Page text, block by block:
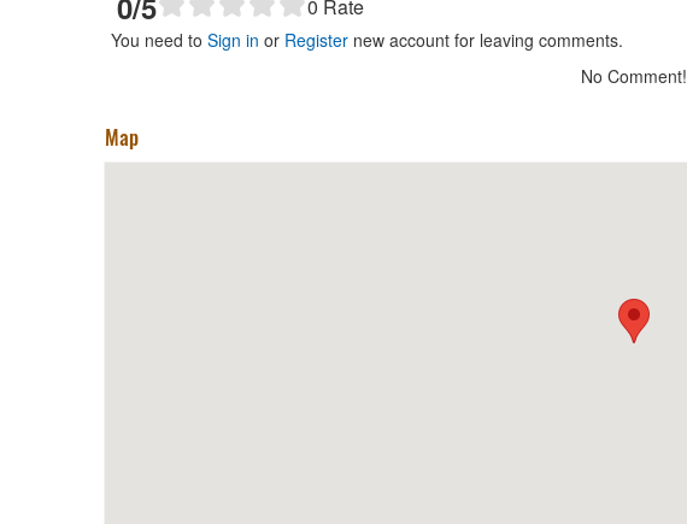
0 Rate
You need to Sign in or Register new account for leaving comments.
No Comment!
Map